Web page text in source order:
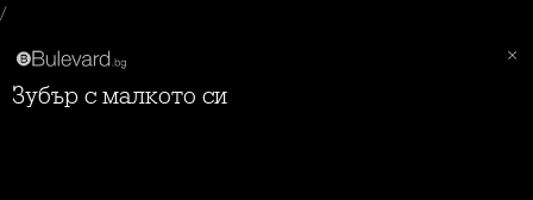
/
Зубър с малкото си